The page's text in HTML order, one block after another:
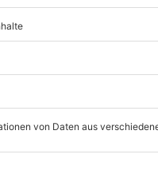
Interaktives Krimi-
Mehrgangmenü